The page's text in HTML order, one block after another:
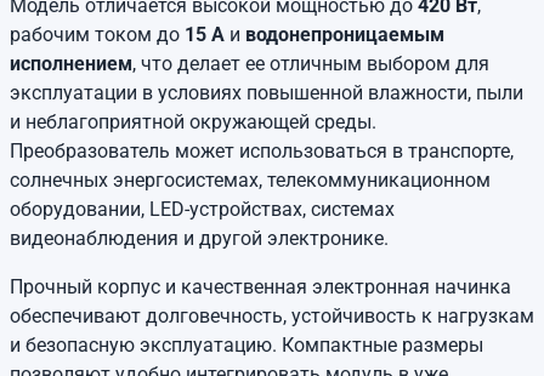
Модель отличается высокой мощностью до 420 Вт,
рабочим током до 15 А и водонепроницаемым
исполнением, что делает ее отличным выбором для
эксплуатации в условиях повышенной влажности, пыли
и неблагоприятной окружающей среды.
Преобразователь может использоваться в транспорте,
солнечных энергосистемах, телекоммуникационном
оборудовании, LED-устройствах, системах
видеонаблюдения и другой электронике.
Прочный корпус и качественная электронная начинка
обеспечивают долговечность, устойчивость к нагрузкам
и безопасную эксплуатацию. Компактные размеры